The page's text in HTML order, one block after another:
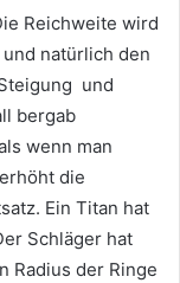
Reichweite wird
natürlich den
und
bergab
wenn man
erhöht die
Ein Titan hat
Schläger hat
Radius der Ringe